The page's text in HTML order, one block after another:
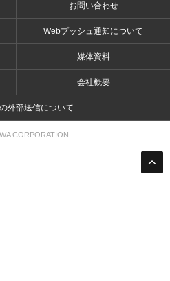
お問い合わせ
Webプッシュ通知について
媒体資料
会社概要
外部送信について
CORPORATION